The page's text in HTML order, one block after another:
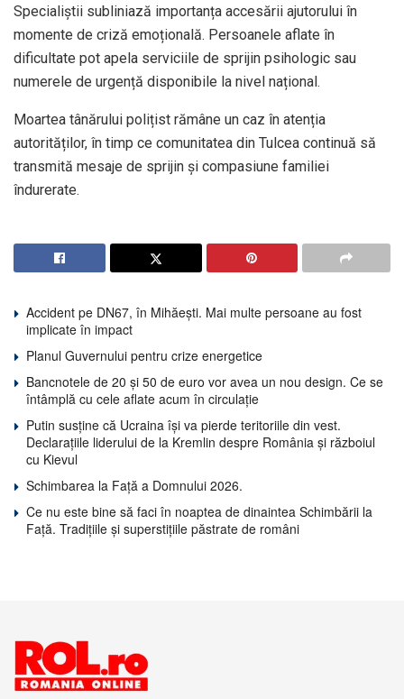
Specialiștii subliniază importanța accesării ajutorului în
momente de criză emoțională. Persoanele aflate în
dificultate pot apela serviciile de sprijin psihologic sau
numerele de urgență disponibile la nivel național.
Moartea tânărului polițist rămâne un caz în atenția
autorităților, în timp ce comunitatea din Tulcea continuă să
transmită mesaje de sprijin și compasiune familiei
îndurerate.
Accident pe DN67, în Mihăești. Mai multe persoane au fost
implicate în impact
Planul Guvernului pentru crize energetice
Bancnotele de 20 și 50 de euro vor avea un nou design. Ce se
întâmplă cu cele aflate acum în circulație
Putin susține că Ucraina își va pierde teritoriile din vest.
Declarațiile liderului de la Kremlin despre România și războiul
cu Kievul
Schimbarea la Față a Domnului 2026.
Ce nu este bine să faci în noaptea de dinaintea Schimbării la
Față. Tradițiile și superstițiile păstrate de români